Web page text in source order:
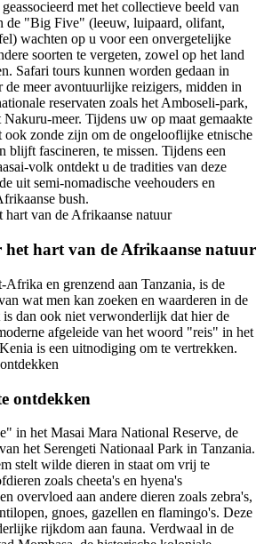
met het collectieve beeld van
de "Big Five" (leeuw, luipaard, olifant,
wachten op u voor een onvergetelijke
soorten te vergeten, zowel op het land
Safari tours kunnen worden gedaan in
meer avontuurlijke reizigers, midden in
reservaten zoals het Amboseli-park,
meer. Tijdens uw op maat gemaakte
ook zonde zijn om de ongelooflijke etnische
blijft fascineren, te missen. Tijdens een
volk ontdekt u de tradities van deze
uit semi-nomadische veehouders en
bush.
het hart van de Afrikaanse natuur
en grenzend aan Tanzania, is de
wat men kan zoeken en waarderen in de
dan ook niet verwonderlijk dat hier de
afgeleide van het woord "reis" in het
is een uitnodiging om te vertrekken.
ontdekken
in het Masai Mara National Reserve, de
het Serengeti Nationaal Park in Tanzania.
stelt wilde dieren in staat om vrij te
zoals cheeta's en hyena's
overvloed aan andere dieren zoals zebra's,
gnoes, gazellen en flamingo's. Deze
rijkdom aan fauna. Verdwaal in de